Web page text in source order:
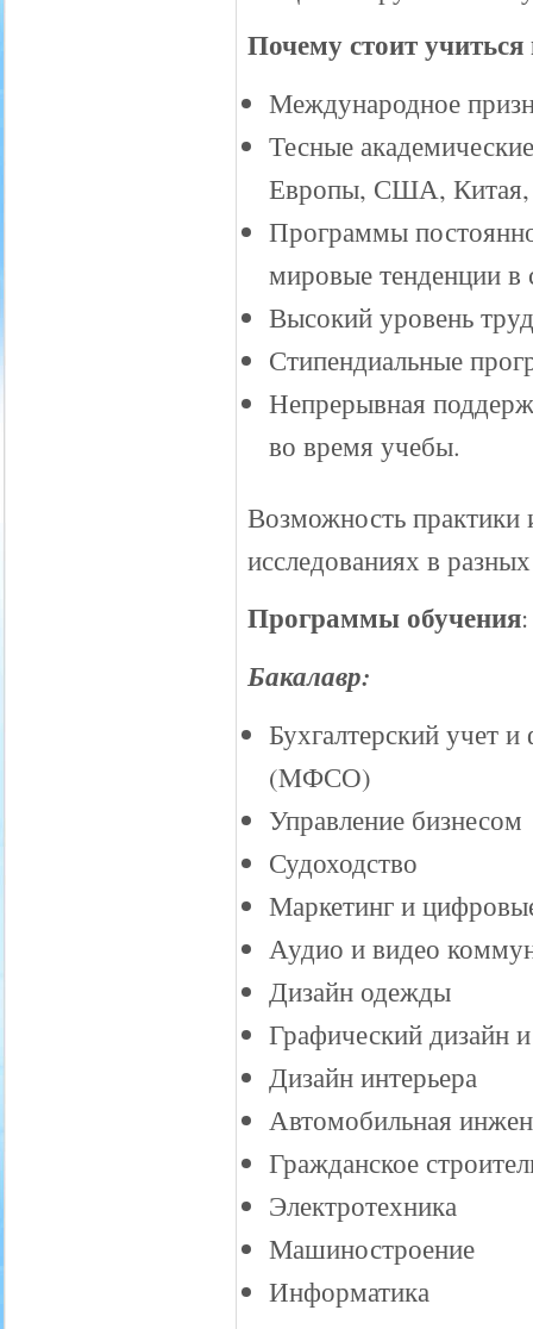
Почему стоит
Международное
Тесные
Европы, США, Китая,
Программы
мировые тенденции в
Высокий уровень
Стипендиальные
Непрерывная
во время учебы.
Возможность
исследованиях в
Программы обучения:
Бакалавр:
Бухгалтерский учет
(MФСО)
Управление бизнесом
Судоходство
Маркетинг и
Аудио и видео
Дизайн одежды
Графический дизайн
Дизайн интерьера
Автомобильная
Гражданское
Электротехника
Машиностроение
Информатика